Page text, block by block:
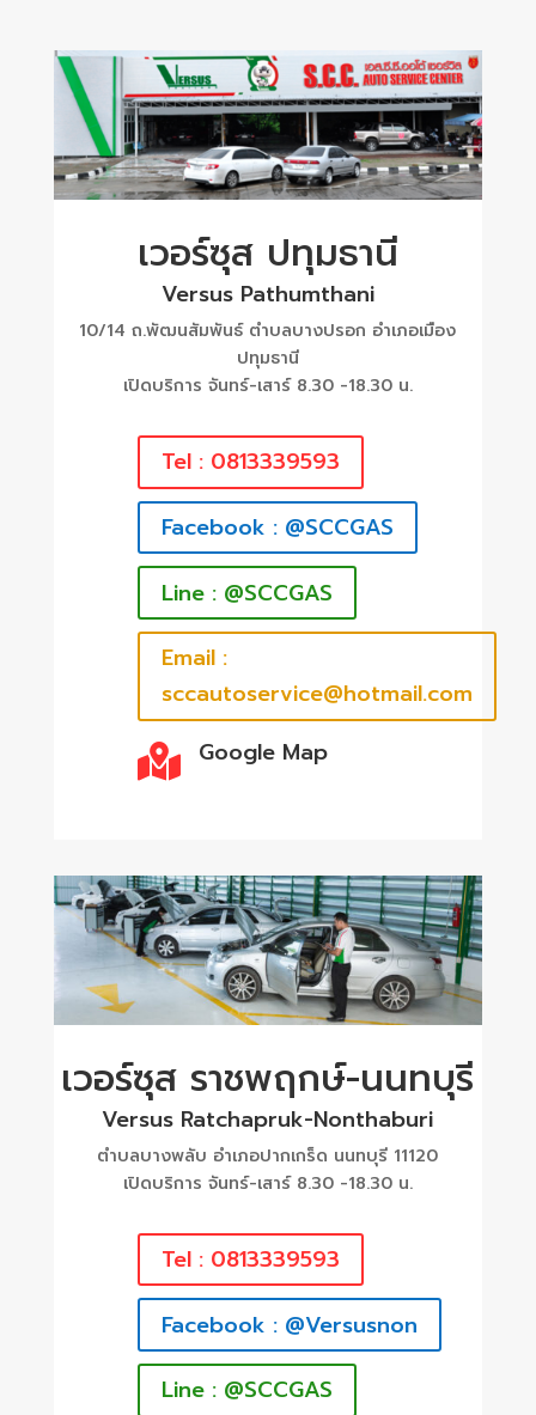
เวอร์ซุส ปทุมธานี
Versus Pathumthani
10/14 ถ.พัฒนสัมพันธ์ ตำบลบางปรอก อำเภอเมือง
ปทุมธานี
เปิดบริการ จันทร์-เสาร์ 8.30 -18.30 น.
Tel : 0813339593
Facebook : @SCCGAS
Line : @SCCGAS
Email :
sccautoservice@hotmail.com
 Google Map
เวอร์ซุส ราชพฤกษ์-นนทบุรี
Versus Ratchapruk-Nonthaburi
ตำบลบางพลับ อำเภอปากเกร็ด นนทบุรี 11120
เปิดบริการ จันทร์-เสาร์ 8.30 -18.30 น.
Tel : 0813339593
Facebook : @Versusnon
Line : @SCCGAS